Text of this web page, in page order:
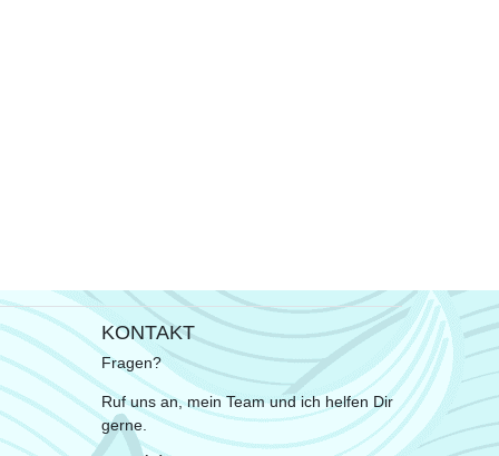
KONTAKT
Fragen?
Ruf uns an, mein Team und ich helfen Dir
gerne.